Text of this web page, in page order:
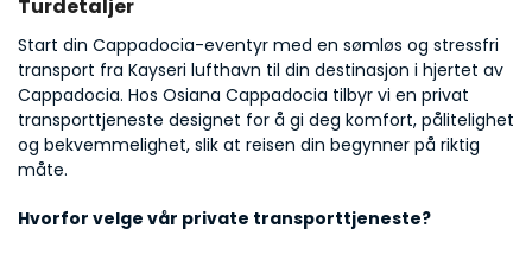
Turdetaljer
Start din Cappadocia-eventyr med en sømløs og stressfri
transport fra Kayseri lufthavn til din destinasjon i hjertet av
Cappadocia. Hos Osiana Cappadocia tilbyr vi en privat
transporttjeneste designet for å gi deg komfort, pålitelighet
og bekvemmelighet, slik at reisen din begynner på riktig
måte.
Hvorfor velge vår private transporttjeneste?